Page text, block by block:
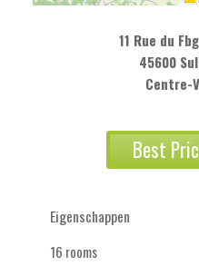
11 Rue du
45600
Centre-
Best
Eigenschappen
16 rooms